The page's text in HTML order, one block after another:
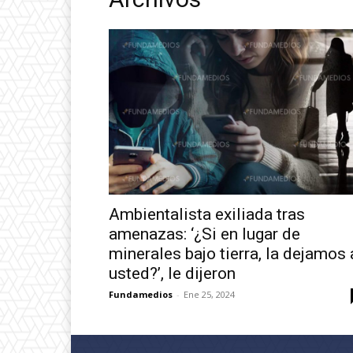
Ambientalista exiliada tras
amenazas: ‘¿Si en lugar de
minerales bajo tierra, la dejamos
usted?’, le dijeron
Fundamedios - Ene 25, 2024